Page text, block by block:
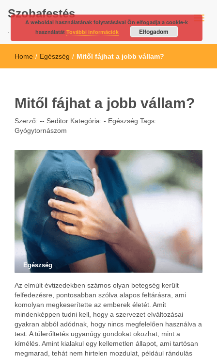
Szobafestés
Home / Egészség / Mitől fájhat a jobb vállam?
Mitől fájhat a jobb vállam?
Szerző: -- Seditor Kategória: - Egészség Tags:
Gyógytornászom
Egészség
Az elmúlt évtizedekben számos olyan betegség került
felfedezésre, pontosabban szólva alapos feltárásra, ami
komolyan megkeserítette az emberek életét. Amit
mindenképpen tudni kell, hogy a szervezet elváltozásai
gyakran abból adódnak, hogy nincs megfelelően használva a
test. A túlerőltetés ugyanúgy gondokat okozhat, mint a
kímélés. Amint kialakul egy kellemetlen állapot, ami tartósan
megmarad, tehát nem hirtelen mozdulat, például rándulás
A weboldal használatának folytatásával Ön elfogadja a cookie-k
használatát További információk Elfogadom